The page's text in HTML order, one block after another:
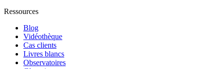
Ressources
Blog
Vidéothèque
Cas clients
Livres blancs
Observatoires